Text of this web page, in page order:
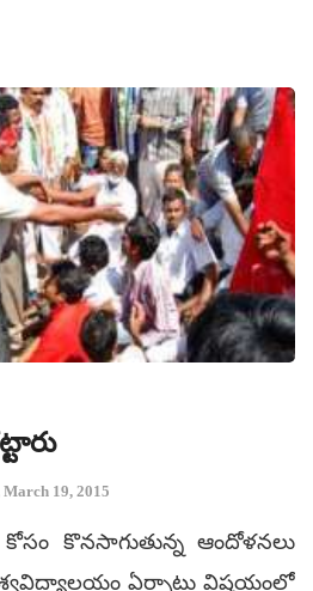
19, 2015
కొనసాగుతున్న ఆందోళనలు
ఏర్పాటు విషయంలో